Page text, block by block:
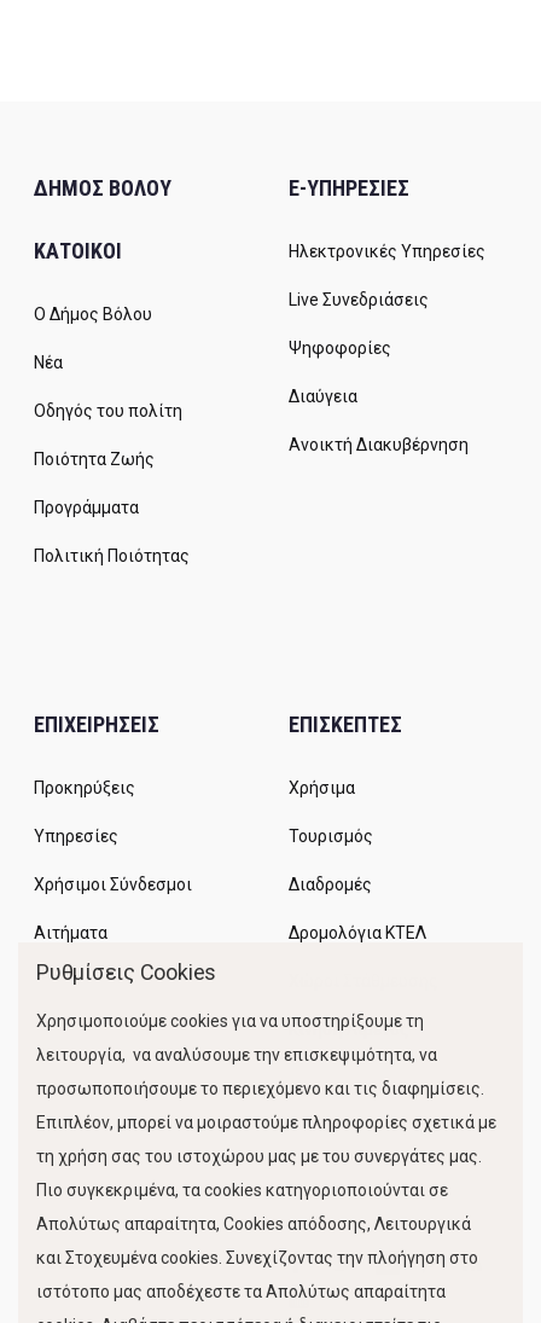
ΔΗΜΟΣ ΒΟΛΟΥ
ΚΑΤΟΙΚΟΙ
Ο Δήμος Βόλου
Νέα
Οδηγός του πολίτη
Ποιότητα Ζωής
Προγράμματα
Πολιτική Ποιότητας
E-ΥΠΗΡΕΣΙΕΣ
Ηλεκτρονικές Υπηρεσίες
Live Συνεδριάσεις
Ψηφοφορίες
Διαύγεια
Ανοικτή Διακυβέρνηση
ΕΠΙΧΕΙΡΗΣΕΙΣ
Προκηρύξεις
Υπηρεσίες
Χρήσιμοι Σύνδεσμοι
Αιτήματα
ΕΠΙΣΚΕΠΤΕΣ
Χρήσιμα
Τουρισμός
Διαδρομές
Δρομολόγια ΚΤΕΛ
Κίνηση Λιμένος
FOLLOW US
Ρυθμίσεις Cookies
Χρησιμοποιούμε cookies για να υποστηρίξουμε τη
λειτουργία, να αναλύσουμε την επισκεψιμότητα, να
προσωποποιήσουμε το περιεχόμενο και τις διαφημίσεις.
Επιπλέον, μπορεί να μοιραστούμε πληροφορίες σχετικά με
τη χρήση σας του ιστοχώρου μας με του συνεργάτες μας.
Πιο συγκεκριμένα, τα cookies κατηγοριοποιούνται σε
Απολύτως απαραίτητα, Cookies απόδοσης, Λειτουργικά
και Στοχευμένα cookies. Συνεχίζοντας την πλοήγηση στο
ιστότοπο μας αποδέχεστε τα Απολύτως απαραίτητα